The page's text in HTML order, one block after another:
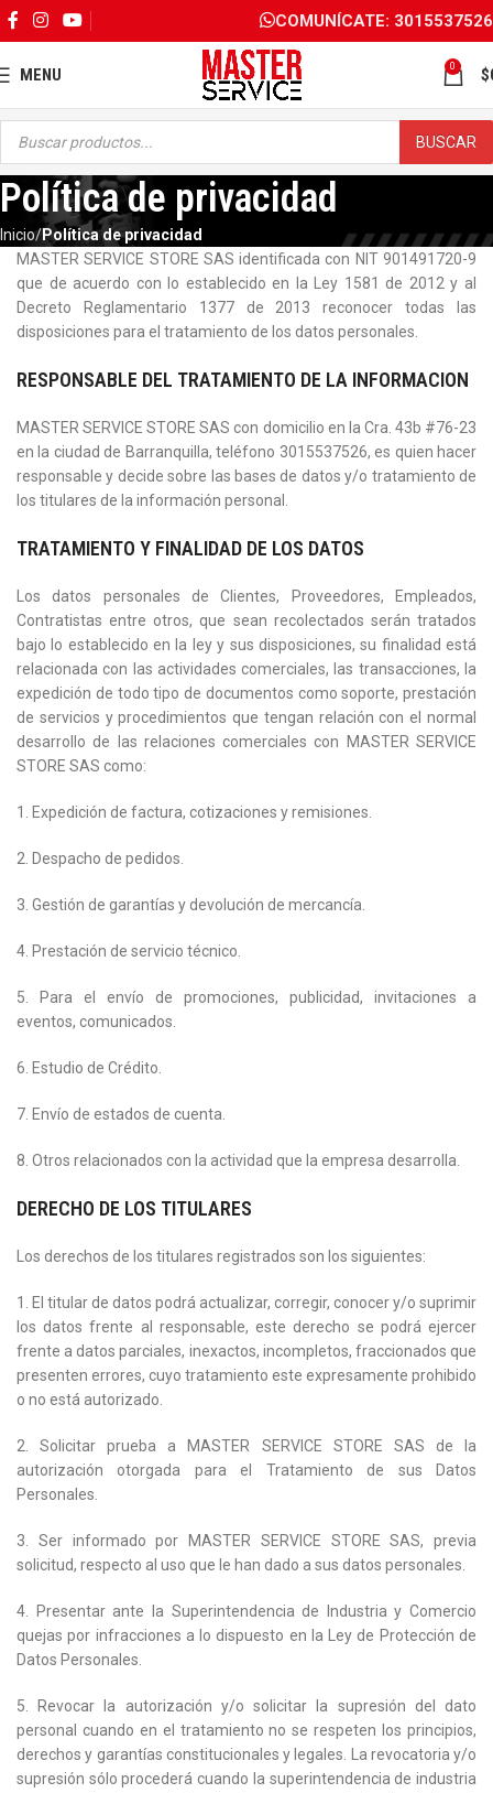
COMUNÍCATE: 3015537526
MENU 0 $
BUSCAR
Política de privacidad
Inicio
Política de privacidad
MASTER SERVICE STORE SAS identificada con NIT 901491720-9
que de acuerdo con lo establecido en la Ley 1581 de 2012 y al
Decreto Reglamentario 1377 de 2013 reconocer todas las
disposiciones para el tratamiento de los datos personales.
RESPONSABLE DEL TRATAMIENTO DE LA INFORMACION
MASTER SERVICE STORE SAS con domicilio en la Cra. 43b #76-23
en la ciudad de Barranquilla, teléfono 3015537526, es quien hacer
responsable y decide sobre las bases de datos y/o tratamiento de
los titulares de la información personal.
TRATAMIENTO Y FINALIDAD DE LOS DATOS
Los datos personales de Clientes, Proveedores, Empleados,
Contratistas entre otros, que sean recolectados serán tratados
bajo lo establecido en la ley y sus disposiciones, su finalidad está
relacionada con las actividades comerciales, las transacciones, la
expedición de todo tipo de documentos como soporte, prestación
de servicios y procedimientos que tengan relación con el normal
desarrollo de las relaciones comerciales con MASTER SERVICE
STORE SAS como:
1. Expedición de factura, cotizaciones y remisiones.
2. Despacho de pedidos.
3. Gestión de garantías y devolución de mercancía.
4. Prestación de servicio técnico.
5. Para el envío de promociones, publicidad, invitaciones a
eventos, comunicados.
6. Estudio de Crédito.
7. Envío de estados de cuenta.
8. Otros relacionados con la actividad que la empresa desarrolla.
DERECHO DE LOS TITULARES
Los derechos de los titulares registrados son los siguientes:
1. El titular de datos podrá actualizar, corregir, conocer y/o suprimir
los datos frente al responsable, este derecho se podrá ejercer
frente a datos parciales, inexactos, incompletos, fraccionados que
presenten errores, cuyo tratamiento este expresamente prohibido
o no está autorizado.
2. Solicitar prueba a MASTER SERVICE STORE SAS de la
autorización otorgada para el Tratamiento de sus Datos
Personales.
3. Ser informado por MASTER SERVICE STORE SAS, previa
solicitud, respecto al uso que le han dado a sus datos personales.
4. Presentar ante la Superintendencia de Industria y Comercio
quejas por infracciones a lo dispuesto en la Ley de Protección de
Datos Personales.
5. Revocar la autorización y/o solicitar la supresión del dato
personal cuando en el tratamiento no se respeten los principios,
derechos y garantías constitucionales y legales. La revocatoria y/o
supresión sólo procederá cuando la superintendencia de industria